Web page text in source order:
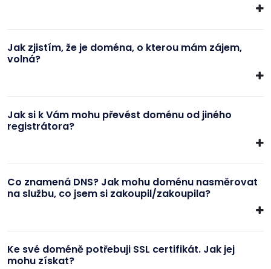
Jak zjistím, že je doména, o kterou mám zájem,
volná?
Jak si k Vám mohu převést doménu od jiného
registrátora?
Co znamená DNS? Jak mohu doménu nasměrovat
na službu, co jsem si zakoupil/zakoupila?
Ke své doméně potřebuji SSL certifikát. Jak jej
mohu získat?